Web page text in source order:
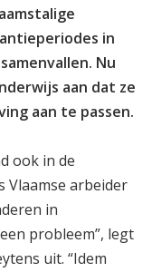
in
Nu
aan dat ze
aan te passen.
ook in de
Vlaamse arbeider
in
probleem”, legt
uit. “Idem